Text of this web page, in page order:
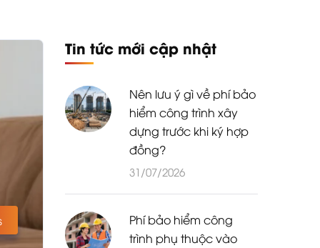
Tin tức mới cập nhật
Nên lưu ý gì về phí bảo
hiểm công trình xây
dựng trước khi ký hợp
đồng?
31/07/2026
Phí bảo hiểm công
trình phụ thuộc vào